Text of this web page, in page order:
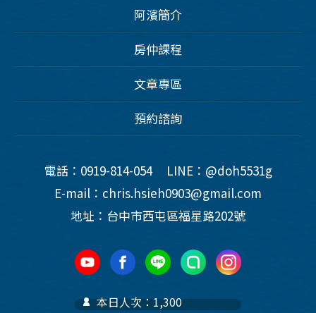
阿濱簡介
房仲課程
文章專區
預約諮詢
電話：0919-814-054
LINE：@doh5531g
E-mail：chris.hsieh0903@gmail.com
地址：台中市西屯區福星路202號
本日人次：1,300